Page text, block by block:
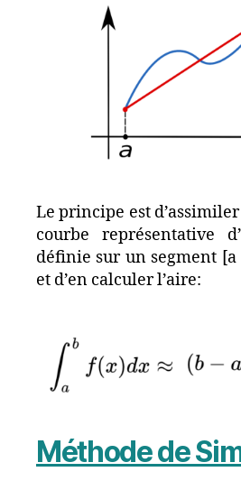
Le principe est
courbe représentative
définie sur un segment
et d’en calculer l’aire:
Méthode de